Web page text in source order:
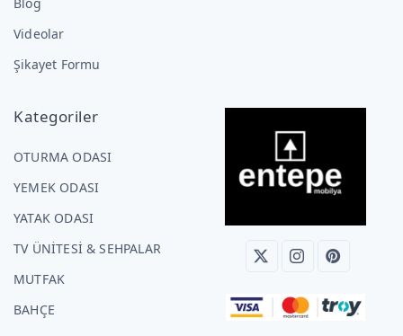
Videolar
Şikayet Formu
Kategoriler
OTURMA ODASI
YEMEK ODASI
YATAK ODASI
TV ÜNİTESİ & SEHPALAR
MUTFAK
BAHÇE